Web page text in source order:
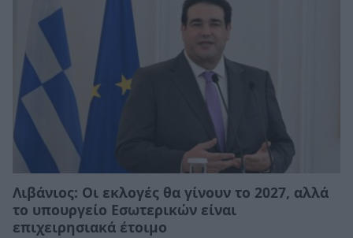
Λιβάνιος: Οι εκλογές θα γίνουν το 2027, αλλά
το υπουργείο Εσωτερικών είναι
επιχειρησιακά έτοιμο